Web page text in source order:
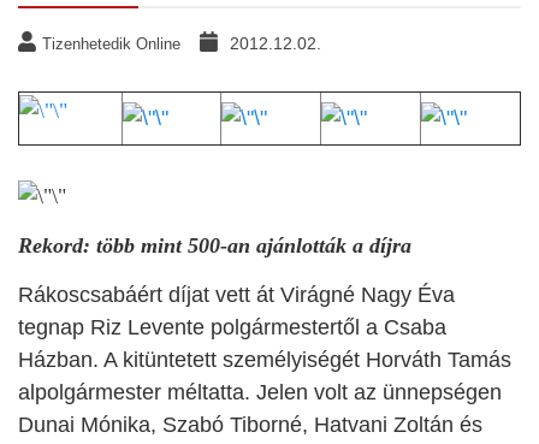
Tizenhetedik Online 2012.12.02.
Rekord: több mint 500-an ajánlották a díjra
Rákoscsabáért díjat vett át Virágné Nagy Éva
tegnap Riz Levente polgármestertől a Csaba
Házban. A kitüntetett személyiségét Horváth Tamás
alpolgármester méltatta. Jelen volt az ünnepségen
Dunai Mónika, Szabó Tiborné, Hatvani Zoltán és